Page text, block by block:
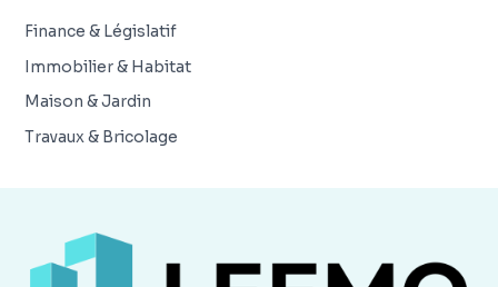
Finance & Législatif
Immobilier & Habitat
Maison & Jardin
Travaux & Bricolage